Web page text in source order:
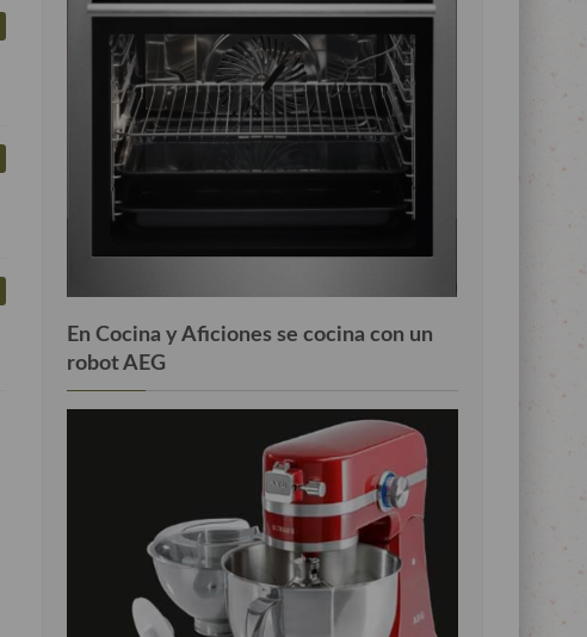
En Cocina y Aficiones se cocina con un
robot AEG